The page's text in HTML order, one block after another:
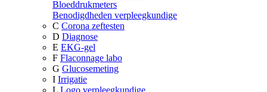
Bloeddrukmeters
Benodigdheden verpleegkundige
C Corona zeftesten
D Diagnose
E EKG-gel
F Flaconnage labo
G Glucosemeting
I Irrigatie